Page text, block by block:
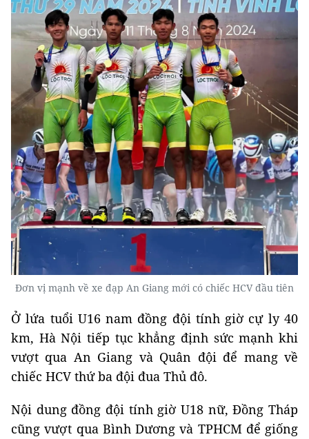
Đơn vị mạnh về xe đạp An Giang mới có chiếc HCV đầu tiên
Ở lứa tuổi U16 nam đồng đội tính giờ cự ly 40
km, Hà Nội tiếp tục khẳng định sức mạnh khi
vượt qua An Giang và Quân đội để mang về
chiếc HCV thứ ba đội đua Thủ đô.
Nội dung đồng đội tính giờ U18 nữ, Đồng Tháp
cũng vượt qua Bình Dương và TPHCM để giống